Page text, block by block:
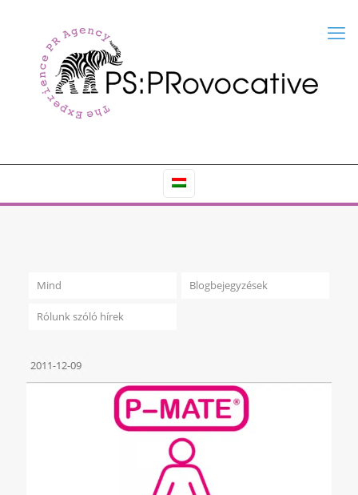
Mind Blogbejegyzések
Rólunk szóló hírek
2011-12-09